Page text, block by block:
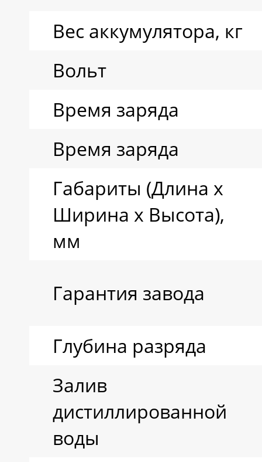
Вес аккумулятора, кг
Вольт
Время заряда
Время заряда
Габариты (Длина х
Ширина х Высота),
мм
Гарантия завода
Глубина разряда
Залив
дистиллированной
воды